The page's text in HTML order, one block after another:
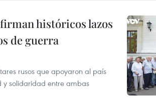
históricos lazos
de guerra
rusos que apoyaron al país
y solidaridad entre ambas